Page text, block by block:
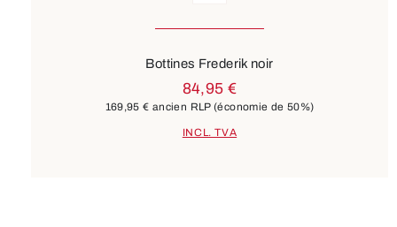
Bottines Frederik noir
84,95 €
169,95 € ancien RLP(économie de 50%)
INCL. TVA